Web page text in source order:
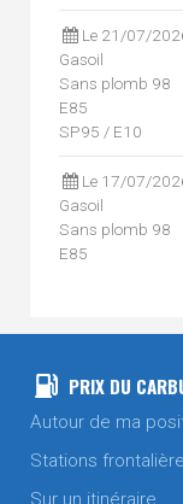
Le 21/07/
Gasoil
Sans plomb 98
E85
SP95 / E10
Le 17/07/
Gasoil
Sans plomb 98
E85
E85
SP95 / E10
PRIX DU
Autour de ma
Stations
Sur un itinéraire